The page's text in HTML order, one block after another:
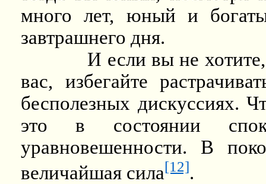
много лет, юный и
завтрашнего дня.
И если вы не
вас, избегайте
бесполезных дискуссиях.
это в состоянии
уравновешенности. В
величайшая сила[12].